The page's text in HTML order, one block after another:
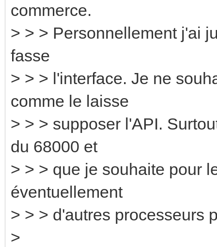
commerce.
> > > Personnellement j'ai
fasse
> > > l'interface. Je ne
comme le laisse
> > > supposer l'API.
du 68000 et
> > > que je souhaite pour
éventuellement
> > > d'autres processeurs
>